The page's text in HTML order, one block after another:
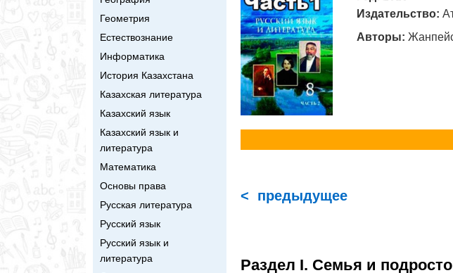
Геометрия
Естествознание
Информатика
История Казахстана
Казахская литература
Казахский язык
Казахский язык и
литература
Математика
Основы права
Русская литература
Русский язык
Русский язык и
литература
Издательство:
Авторы:
< предыдущее
Раздел I. Семья и